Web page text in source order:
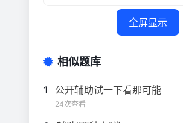
全屏显示
相似题库
1 公开辅助试一下看那可能
24次查看